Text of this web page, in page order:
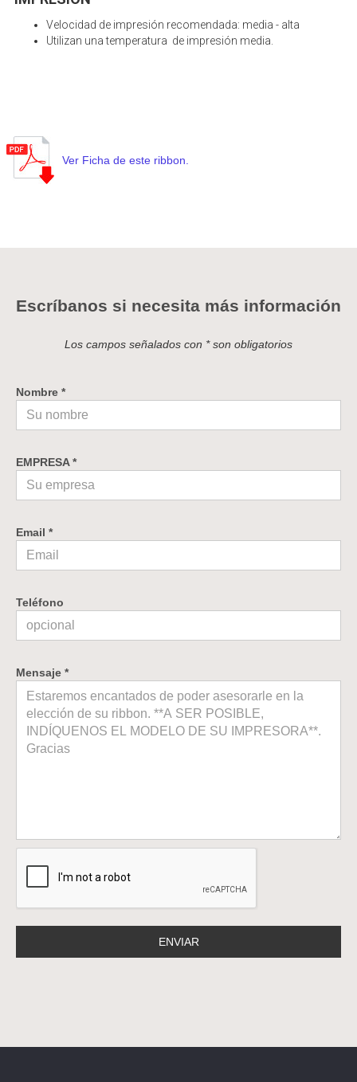
Velocidad de impresión recomendada: media - alta
Utilizan una temperatura de impresión media.
Ver Ficha de este ribbon.
Escríbanos si necesita más información
Los campos señalados con * son obligatorios
Nombre *
EMPRESA *
Email *
Teléfono
Mensaje *